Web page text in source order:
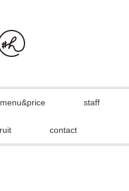
menu&price staff
contact